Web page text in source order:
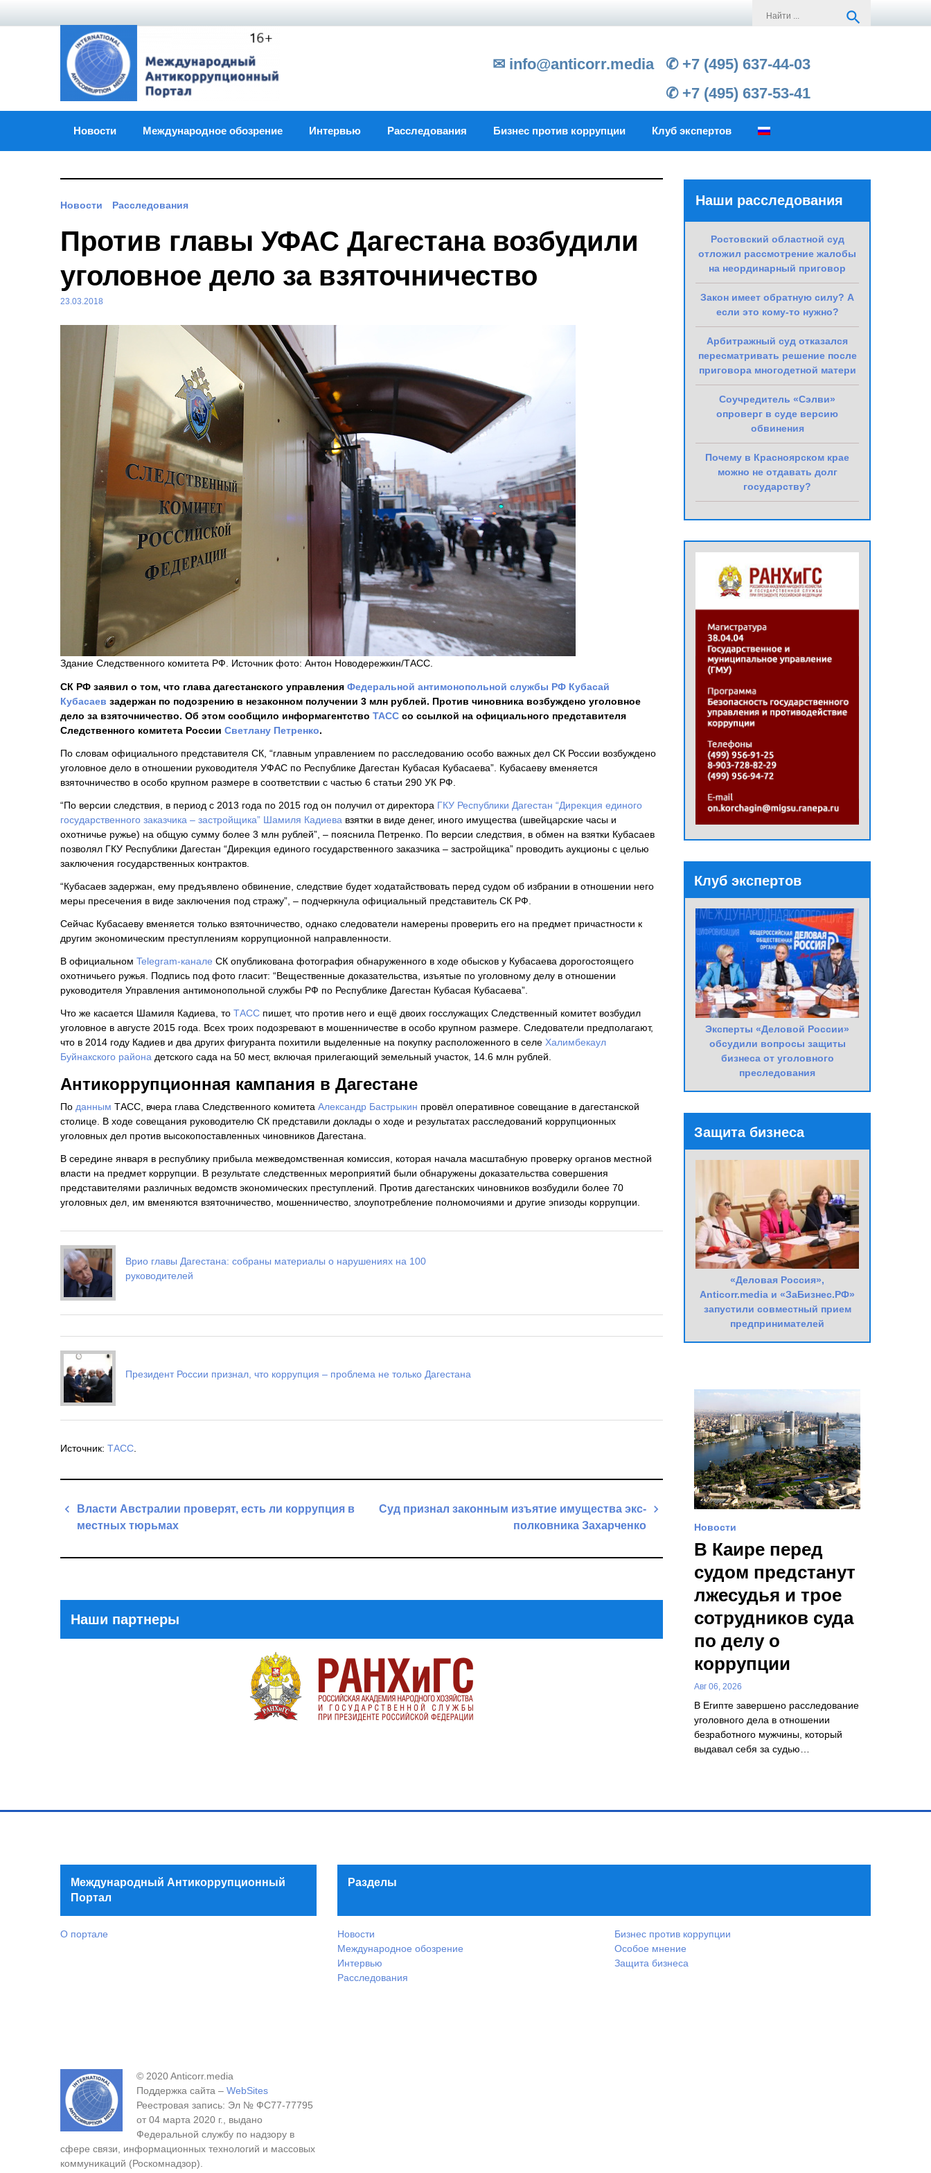
search
✉ info@anticorr.media
✆ +7 (495) 637-44-03
✆ +7 (495) 637-53-41
Новости Международное обозрение Интервью Расследования Бизнес против коррупции Клуб экспертов
Новости Расследования
Против главы УФАС Дагестана возбудили
уголовное дело за взяточничество
23.03.2018
Здание Следственного комитета РФ. Источник фото: Антон Новодережкин/ТАСС.
СК РФ заявил о том, что глава дагестанского управления Федеральной антимонопольной службы РФ Кубасай
Кубасаев задержан по подозрению в незаконном получении 3 млн рублей. Против чиновника возбуждено уголовное
дело за взяточничество. Об этом сообщило информагентство ТАСС со ссылкой на официального представителя
Следственного комитета России Светлану Петренко.
По словам официального представителя СК, “главным управлением по расследованию особо важных дел СК России возбуждено
уголовное дело в отношении руководителя УФАС по Республике Дагестан Кубасая Кубасаева”. Кубасаеву вменяется
взяточничество в особо крупном размере в соответствии с частью 6 статьи 290 УК РФ.
“По версии следствия, в период с 2013 года по 2015 год он получил от директора ГКУ Республики Дагестан “Дирекция единого
государственного заказчика – застройщика” Шамиля Кадиева взятки в виде денег, иного имущества (швейцарские часы и
охотничье ружье) на общую сумму более 3 млн рублей”, – пояснила Петренко. По версии следствия, в обмен на взятки Кубасаев
позволял ГКУ Республики Дагестан “Дирекция единого государственного заказчика – застройщика” проводить аукционы с целью
заключения государственных контрактов.
“Кубасаев задержан, ему предъявлено обвинение, следствие будет ходатайствовать перед судом об избрании в отношении него
меры пресечения в виде заключения под стражу”, – подчеркнула официальный представитель СК РФ.
Сейчас Кубасаеву вменяется только взяточничество, однако следователи намерены проверить его на предмет причастности к
другим экономическим преступлениям коррупционной направленности.
В официальном Telegram-канале СК опубликована фотография обнаруженного в ходе обысков у Кубасаева дорогостоящего
охотничьего ружья. Подпись под фото гласит: “Вещественные доказательства, изъятые по уголовному делу в отношении
руководителя Управления антимонопольной службы РФ по Республике Дагестан Кубасая Кубасаева”.
Что же касается Шамиля Кадиева, то ТАСС пишет, что против него и ещё двоих госслужащих Следственный комитет возбудил
уголовное в августе 2015 года. Всех троих подозревают в мошенничестве в особо крупном размере. Следователи предполагают,
что в 2014 году Кадиев и два других фигуранта похитили выделенные на покупку расположенного в селе Халимбекаул
Буйнакского района детского сада на 50 мест, включая прилегающий земельный участок, 14.6 млн рублей.
Антикоррупционная кампания в Дагестане
По данным ТАСС, вчера глава Следственного комитета Александр Бастрыкин провёл оперативное совещание в дагестанской
столице. В ходе совещания руководителю СК представили доклады о ходе и результатах расследований коррупционных
уголовных дел против высокопоставленных чиновников Дагестана.
В середине января в республику прибыла межведомственная комиссия, которая начала масштабную проверку органов местной
власти на предмет коррупции. В результате следственных мероприятий были обнаружены доказательства совершения
представителями различных ведомств экономических преступлений. Против дагестанских чиновников возбудили более 70
уголовных дел, им вменяются взяточничество, мошенничество, злоупотребление полномочиями и другие эпизоды коррупции.
Врио главы Дагестана: собраны материалы о нарушениях на 100
руководителей
Президент России признал, что коррупция – проблема не только Дагестана
Источник: ТАСС
Навигация
по
Власти Австралии проверят, есть ли коррупция в
местных тюрьмах
Суд признал законным изъятие имущества экс-
полковника Захарченко
Наши партнеры
Наши расследования
Ростовский областной суд
отложил рассмотрение жалобы
на неординарный приговор
Закон имеет обратную силу? А
если это кому-то нужно?
Арбитражный суд отказался
пересматривать решение после
приговора многодетной матери
Соучредитель «Сэлви»
опроверг в суде версию
обвинения
Почему в Красноярском крае
можно не отдавать долг
государству?
Клуб экспертов
Эксперты «Деловой России»
обсудили вопросы защиты
бизнеса от уголовного
преследования
Защита бизнеса
«Деловая Россия»,
Anticorr.media и «ЗаБизнес.РФ»
запустили совместный прием
предпринимателей
Новости
В Каире перед
судом предстанут
лжесудья и трое
сотрудников суда
по делу о
коррупции
Авг 06, 2026
В Египте завершено расследование
уголовного дела в отношении
безработного мужчины, который
выдавал себя за судью…
Международный Антикоррупционный
Портал
О портале
Разделы
Новости
Международное обозрение
Интервью
Расследования
Бизнес против коррупции
Особое мнение
Защита бизнеса
© 2020 Anticorr.media
Поддержка сайта – WebSites
Реестровая запись: Эл № ФС77-77795
от 04 марта 2020 г., выдано
Федеральной службу по надзору в
сфере связи, информационных технологий и массовых
коммуникаций (Роскомнадзор).